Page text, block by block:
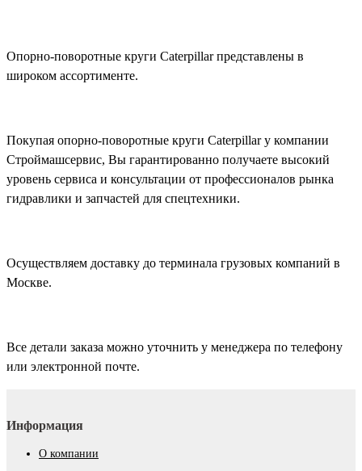
Опорно-поворотные круги Caterpillar представлены в
широком ассортименте.
Покупая опорно-поворотные круги Caterpillar у компании
Строймашсервис, Вы гарантированно получаете высокий
уровень сервиса и консультации от профессионалов рынка
гидравлики и запчастей для спецтехники.
Осуществляем доставку до терминала грузовых компаний в
Москве.
Все детали заказа можно уточнить у менеджера по телефону
или электронной почте.
Информация
О компании